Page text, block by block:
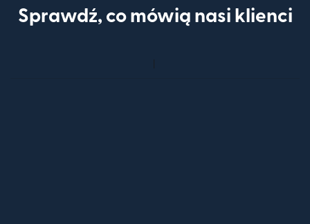
Sprawdź, co mówią nasi klienci